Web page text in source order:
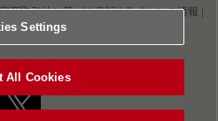
商取引法に基づく表記|ライセンス情報
Settings
Settings
All Cookies